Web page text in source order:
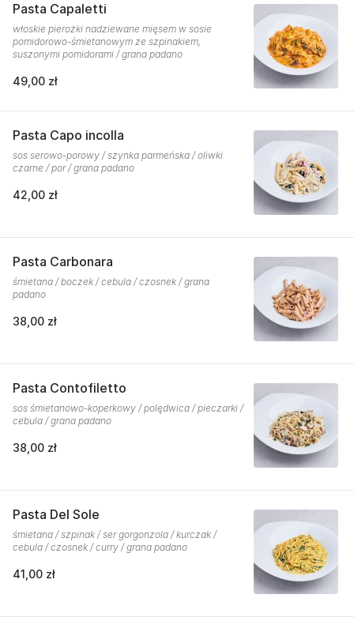
Pasta Capaletti
włoskie pierożki nadziewane mięsem w sosie
pomidorowo-śmietanowym ze szpinakiem,
suszonymi pomidorami / grana padano
49,00 zł
Pasta Capo incolla
sos serowo-porowy / szynka parmeńska / oliwki
czarne / por / grana padano
42,00 zł
Pasta Carbonara
śmietana / boczek / cebula / czosnek / grana
padano
38,00 zł
Pasta Contofiletto
sos śmietanowo-koperkowy / polędwica / pieczarki /
cebula / grana padano
38,00 zł
Pasta Del Sole
śmietana / szpinak / ser gorgonzola / kurczak /
cebula / czosnek / curry / grana padano
41,00 zł